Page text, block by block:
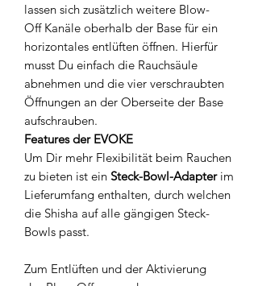
lassen sich zusätzlich weitere Blow-
Off Kanäle oberhalb der Base für ein
horizontales entlüften öffnen. Hierfür
musst Du einfach die Rauchsäule
abnehmen und die vier verschraubten
Öffnungen an der Oberseite der Base
aufschrauben.
Features der EVOKE
Um Dir mehr Flexibilität beim Rauchen
zu bieten ist ein Steck-Bowl-Adapterim
Lieferumfang enthalten, durch welchen
die Shisha auf alle gängigen Steck-
Bowls passt.
Zum Entlüften und der Aktivierung